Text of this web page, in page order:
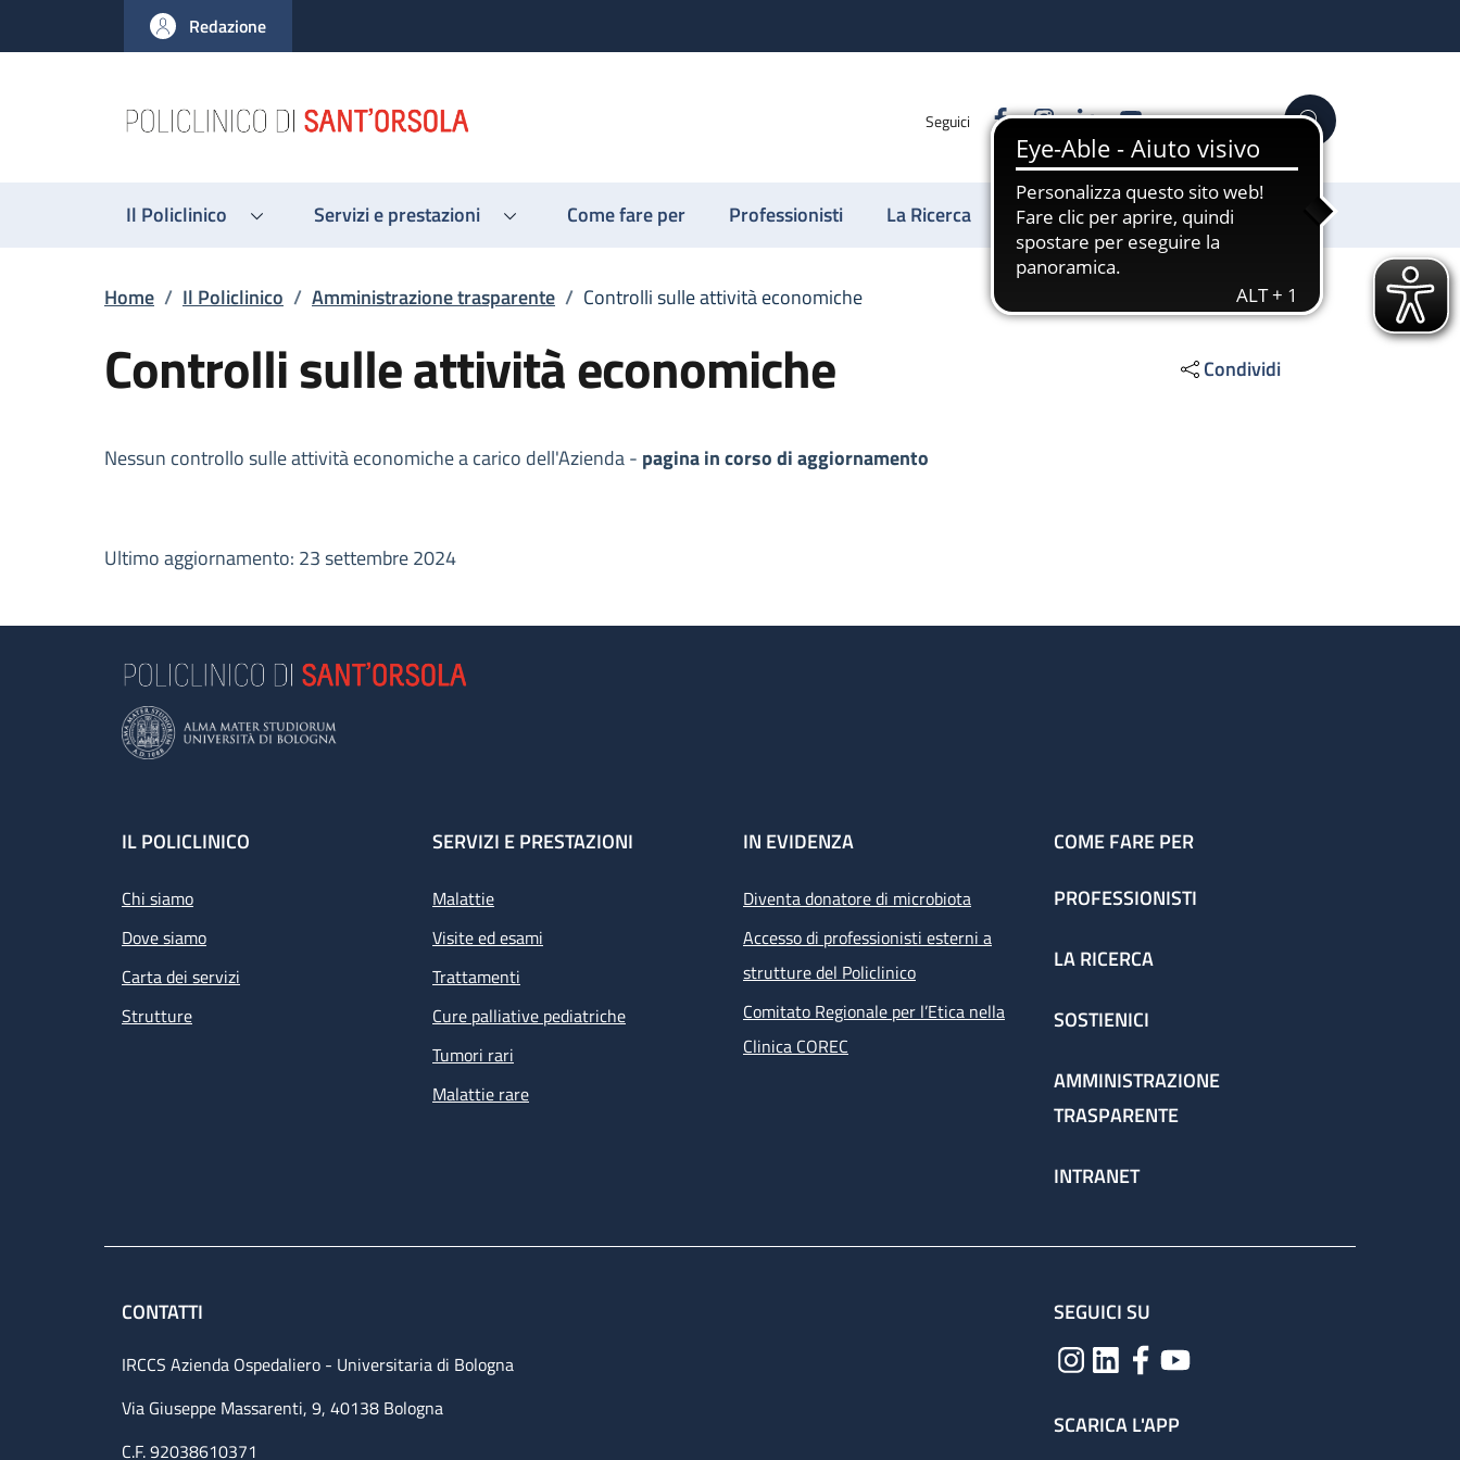
al contenuto principale
to footer content
Redazione
Seguici FacebookInstagram
LinkedinYouTube Cerca
Il Policlinico Servizi e prestazioni Come fare per Professionisti La Ricerca Sostienici
Briciole di pane
Home / Il Policlinico / Amministrazione trasparente / Controlli sulle attività economiche
Controlli sulle attività economiche Condividi
Descrizione
Nessun controllo sulle attività economiche a carico dell'Azienda - pagina in corso di aggiornamento
Ultimo aggiornamento: 23 settembre 2024
Footer
IL POLICLINICO
Chi siamo
Dove siamo
Carta dei servizi
Strutture
SERVIZI E PRESTAZIONI
Malattie
Visite ed esami
Trattamenti
Cure palliative pediatriche
Tumori rari
Malattie rare
IN EVIDENZA
Diventa donatore di microbiota
Accesso di professionisti esterni a
strutture del Policlinico
Comitato Regionale per l’Etica nella
Clinica COREC
COME FARE PER
PROFESSIONISTI
LA RICERCA
SOSTIENICI
AMMINISTRAZIONE
TRASPARENTE
INTRANET
CONTATTI
IRCCS Azienda Ospedaliero - Universitaria di Bologna
Via Giuseppe Massarenti, 9, 40138 Bologna
C.F. 92038610371
SEGUICI SU
SCARICA L'APP